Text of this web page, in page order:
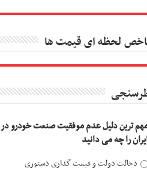
لحظه ای قیمت ها
ترین دلیل عدم موفقیت صنعت خودرو در
را چه می دانید
دخالت دولت و قیمت گذاری دستوری